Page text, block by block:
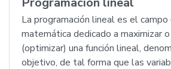
La programación lineal es el
matemática dedicado a maximizar
(optimizar) una función lineal,
objetivo, de tal forma que las